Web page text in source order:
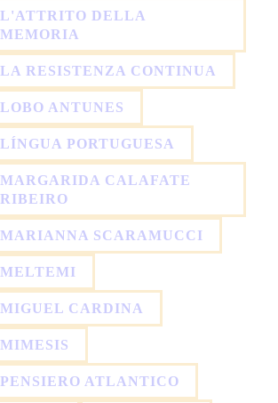
L'ATTRITO DELLA
MEMORIA
LA RESISTENZA CONTINUA
LOBO ANTUNES
LÍNGUA PORTUGUESA
MARGARIDA CALAFATE
RIBEIRO
MARIANNA SCARAMUCCI
MELTEMI
MIGUEL CARDINA
MIMESIS
PENSIERO ATLANTICO